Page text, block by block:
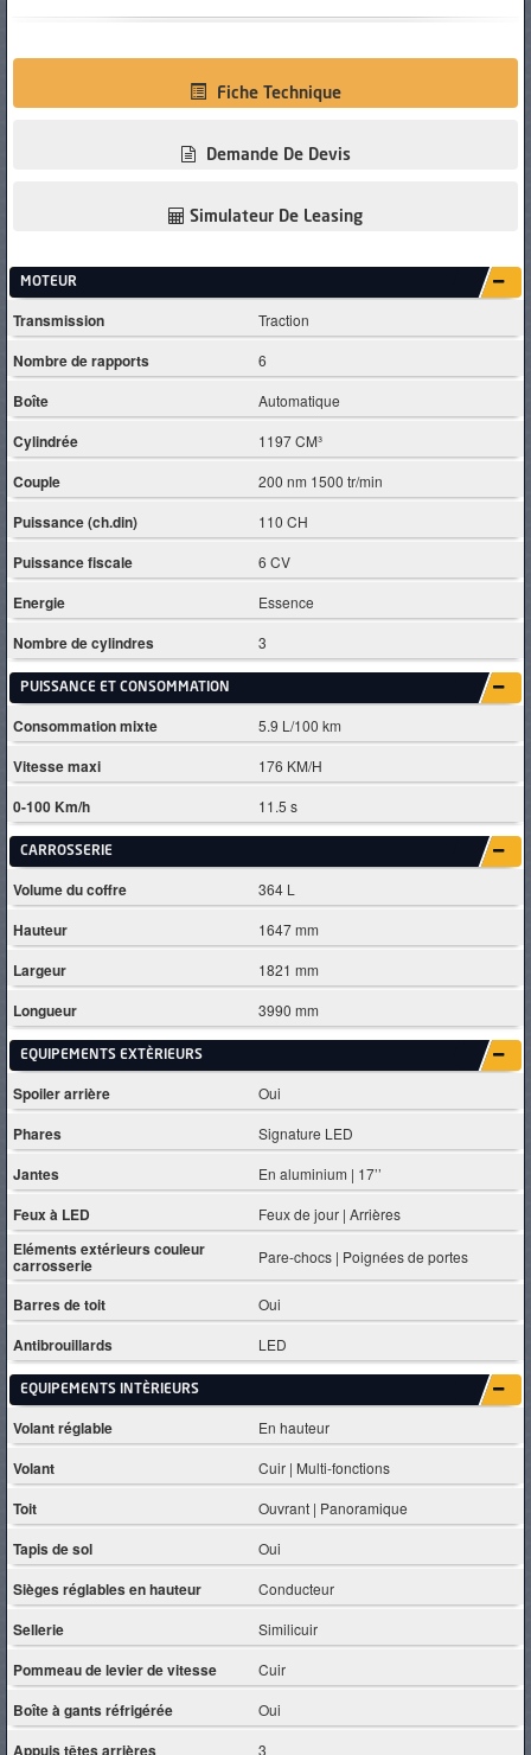
Fiche Technique
Demande De Devis
Simulateur De Leasing
MOTEUR
Transmission Traction
Nombre de rapports 6
Boîte Automatique
Cylindrée 1197 CM³
Couple 200 nm 1500 tr/min
Puissance (ch.din) 110 CH
Puissance fiscale 6 CV
Energie Essence
Nombre de cylindres 3
PUISSANCE ET CONSOMMATION
Consommation mixte 5.9 L/100 km
Vitesse maxi 176 KM/H
0-100 Km/h 11.5 s
CARROSSERIE
Volume du coffre 364 L
Hauteur 1647 mm
Largeur 1821 mm
Longueur 3990 mm
EQUIPEMENTS EXTÈRIEURS
Spoiler arrière Oui
Phares Signature LED
Jantes En aluminium | 17’’
Feux à LED Feux de jour | Arrières
Eléments extérieurs couleur
carrosserie Pare-chocs | Poignées de portes
Barres de toit Oui
Antibrouillards LED
EQUIPEMENTS INTÈRIEURS
Volant réglable En hauteur
Volant Cuir | Multi-fonctions
Toit Ouvrant | Panoramique
Tapis de sol Oui
Sièges réglables en hauteur Conducteur
Sellerie Similicuir
Pommeau de levier de vitesse Cuir
Boîte à gants réfrigérée Oui
Appuis têtes arrières 3